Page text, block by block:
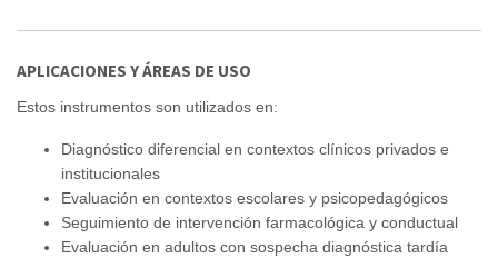
APLICACIONES Y ÁREAS DE USO
Estos instrumentos son utilizados en:
Diagnóstico diferencial en contextos clínicos privados e
institucionales
Evaluación en contextos escolares y psicopedagógicos
Seguimiento de intervención farmacológica y conductual
Evaluación en adultos con sospecha diagnóstica tardía